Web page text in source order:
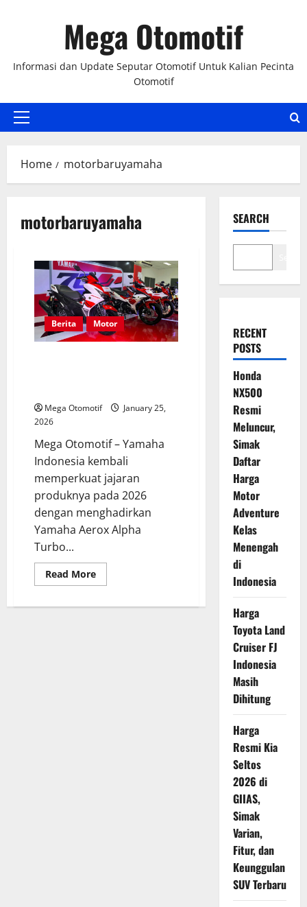
Mega Otomotif
Informasi dan Update Seputar Otomotif Untuk Kalian Pecinta
Otomotif
Primary
Home motorbaruyamaha
motorbaruyamaha
Berita Motor
Mega Otomotif
January 25,
2026
Mega Otomotif – Yamaha
Indonesia kembali
memperkuat jajaran
produknya pada 2026
dengan menghadirkan
Yamaha Aerox Alpha
Turbo...
Read MoreRead
more
Detail
SEARCH
RECENT
POSTS
Honda
NX500
Resmi
Meluncur,
Simak
Daftar
Harga
Motor
Adventure
Kelas
Menengah
di
Indonesia
Harga
Toyota Land
Cruiser FJ
Indonesia
Masih
Dihitung
Harga
Resmi Kia
Seltos
2026 di
GIIAS,
Simak
Varian,
Fitur, dan
Keunggulan
SUV Terbaru